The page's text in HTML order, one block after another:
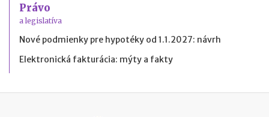
Právo
a legislatíva
Nové podmienky pre hypotéky od 1.1.2027: návrh
Elektronická fakturácia: mýty a fakty